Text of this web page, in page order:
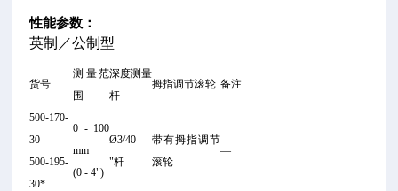
性能参数：
英制／公制型
货号
测量范
围
深度测量
杆
拇指调节滚轮 备注
500-170-
30
0 - 100
mm
(0 - 4")
Ø3/40
"杆
带有拇指调节
滚轮
—
500-195-
30*